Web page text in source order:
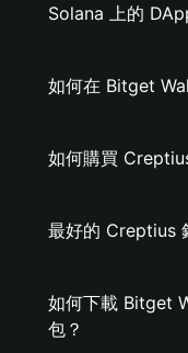
Solana 上的
如何在 Bitget
如何購買
最好的 Creptius
如何下載 Bitget
包？